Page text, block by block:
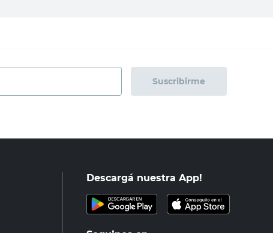
Suscribirme
Descargá nuestra App!